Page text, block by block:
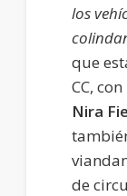
los
que
CC,
Nira
de